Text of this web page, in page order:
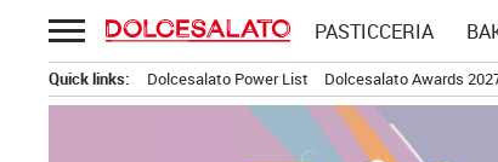
Passa
al
contenuto
PASTICCERIA
Quick links: Dolcesalato Power List Dolcesalato Awards